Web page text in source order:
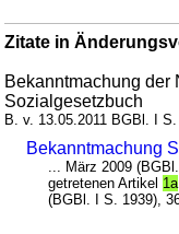
Zitate in
Bekanntmachung der
Sozialgesetzbuch
B. v. 13.05.2011 BGBl. I
Bekanntmachung
... März 2009
getretenen Artikel 1a
(BGBl. I S. 1939),